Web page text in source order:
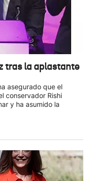
tras la aplastante
asegurado que el
conservador Rishi
y ha asumido la